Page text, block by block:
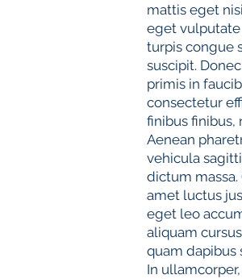
mattis eget
eget vulputate
turpis congue
suscipit.
primis in
consectetur
finibus finibus,
Aenean
vehicula
dictum
amet luctus
eget leo
aliquam
quam dapibus
In